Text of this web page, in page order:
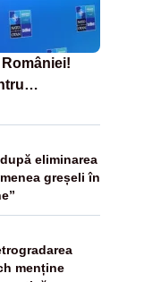
dronelor
eliminarea
greșeli în
menține